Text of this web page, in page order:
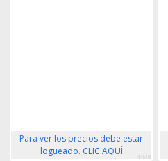
Para ver los precios debe estar
logueado. CLIC AQUÍ
44618